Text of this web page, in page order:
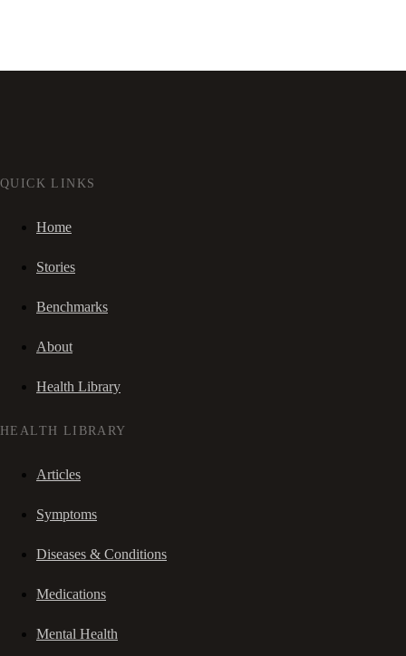
QUICK LINKS
Home
Stories
Benchmarks
About
Health Library
HEALTH LIBRARY
Articles
Symptoms
Diseases & Conditions
Medications
Mental Health